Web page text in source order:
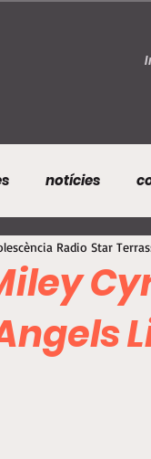
notícies
Radio Star